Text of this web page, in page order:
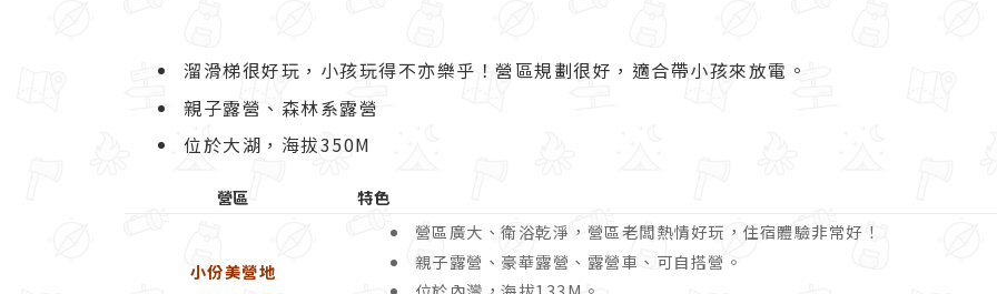
溜滑梯很好玩，小孩玩得不亦樂乎！營區規劃很好，適合帶小孩來放電。
親子露營、 森林系露營
位於大湖，海拔350M
營區 特色
小份美營地
營區廣大、衛浴乾淨，營區老闆熱情好玩，住宿體驗非常好！
親子露營、 豪華露營、 露營車、 可自搭營。